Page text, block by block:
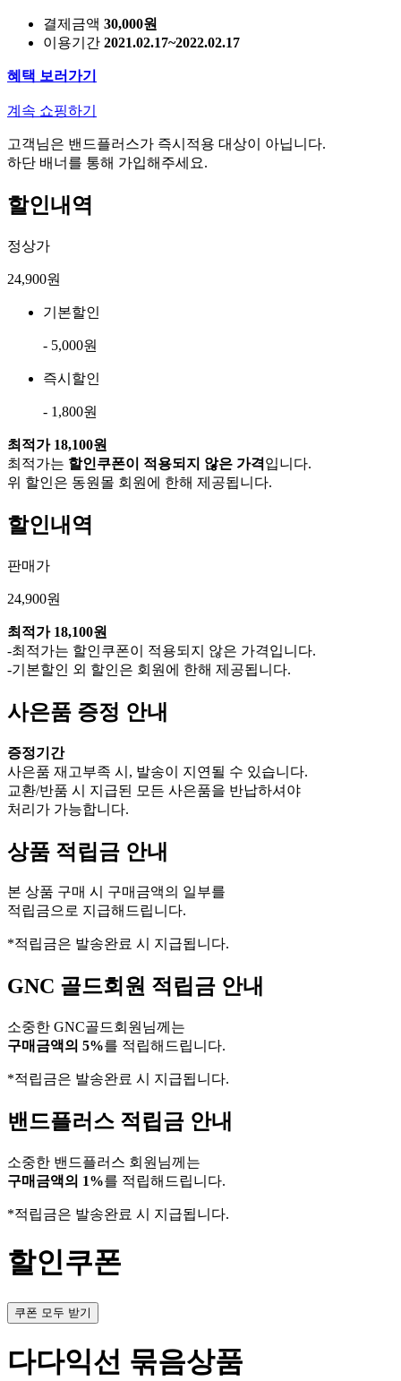
결제금액 30,000원
이용기간 2021.02.17~2022.02.17
혜택 보러가기
계속 쇼핑하기
고객님은 밴드플러스가 즉시적용 대상이 아닙니다.
하단 배너를 통해 가입해주세요.
할인내역
정상가
24,900원
기본할인
- 5,000원
즉시할인
- 1,800원
최적가 18,100원
최적가는 할인쿠폰이 적용되지 않은 가격입니다.
위 할인은 동원몰 회원에 한해 제공됩니다.
할인내역
판매가
24,900원
최적가 18,100원
-최적가는 할인쿠폰이 적용되지 않은 가격입니다.
-기본할인 외 할인은 회원에 한해 제공됩니다.
사은품 증정 안내
증정기간
사은품 재고부족 시, 발송이 지연될 수 있습니다.
교환/반품 시 지급된 모든 사은품을 반납하셔야
처리가 가능합니다.
상품 적립금 안내
본 상품 구매 시 구매금액의 일부를
적립금으로 지급해드립니다.
*적립금은 발송완료 시 지급됩니다.
GNC 골드회원 적립금 안내
소중한 GNC골드회원님께는
구매금액의 5%를 적립해드립니다.
*적립금은 발송완료 시 지급됩니다.
밴드플러스 적립금 안내
소중한 밴드플러스 회원님께는
구매금액의 1%를 적립해드립니다.
*적립금은 발송완료 시 지급됩니다.
할인쿠폰
쿠폰 모두 받기
다다익선 묶음상품